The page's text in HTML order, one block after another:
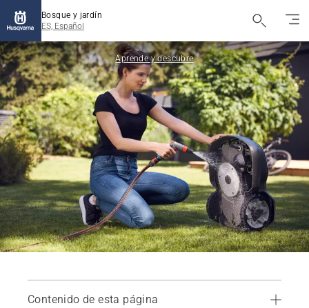
Bosque y jardín
ES, Español
Aprende y descubre
Contenido de esta página